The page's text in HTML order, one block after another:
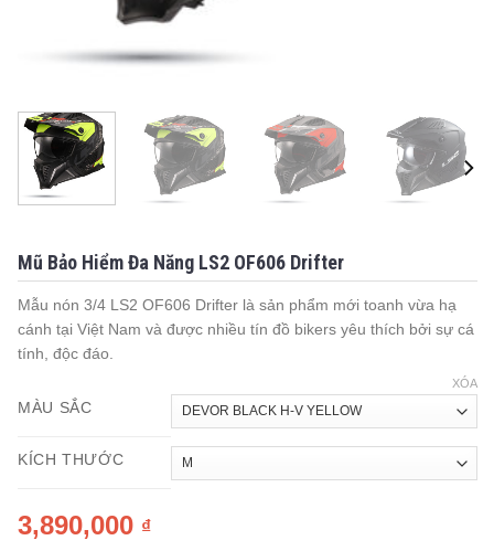
Mũ Bảo Hiểm Đa Năng LS2 OF606 Drifter
Mẫu nón 3/4 LS2 OF606 Drifter là sản phẩm mới toanh vừa hạ
cánh tại Việt Nam và được nhiều tín đồ bikers yêu thích bởi sự cá
tính, độc đáo.
MÀU SẮC
KÍCH THƯỚC
XÓA
3,890,000 ₫